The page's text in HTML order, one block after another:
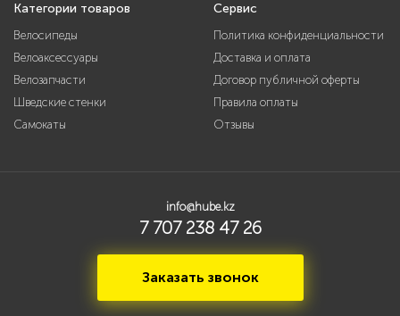
Категории товаров
Велосипеды
Велоаксессуары
Велозапчасти
Шведские стенки
Самокаты
Сервис
Политика конфиденциальности
Доставка и оплата
Договор публичной оферты
Правила оплаты
Отзывы
info@hube.kz
7 707 238 47 26
Заказать звонок